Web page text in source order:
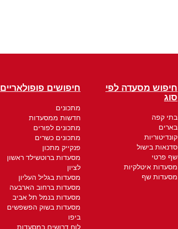
חיפוש מסעדה לפי
סוג
בתי קפה
בארים
קונדיטוריות
סדנאות בישול
שף פרטי
מסעדות איטלקיות
מסעדות שף
חיפושים פופולאריים
מתכונים
חדשות ממסעדות
מתכונים לפורים
מתכונים כשרים
פנקייק מתכון
מסעדות ברוטשילד ראשון
לציון
מסעדות בגליל העליון
מסעדות ברחוב הארבעה
מסעדות בנמל תל אביב
מסעדות בשוק הפשפשים
ביפו
לוח דרושים במסעדות